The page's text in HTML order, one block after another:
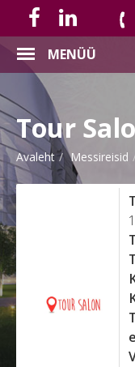
MENÜÜ
Tour
Avaleht Messireisid